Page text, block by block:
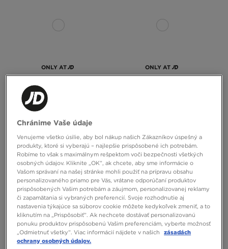
ONLY AT
MCKENZIE TRIČKO DUAL TEE NVY-
19,00 €
ONLY AT
ONLY AT ONLY AT
Chránime Vaše údaje
Venujeme všetko úsilie, aby bol nákup našich Zákazníkov úspešný a
produkty, ktoré si vyberajú – najlepšie prispôsobené ich potrebám.
Robíme to však s maximálnym rešpektom voči bezpečnosti všetkých
osobných údajov. Kliknite „OK”, ak chcete, aby sme informácie o
Vašom správaní na našej stránke mohli použiť na prípravu obsahu
personalizovaného priamo pre Vás, vrátane odporúčaní produktov
prispôsobených Vašim potrebám a záujmom, personalizovanej reklamy
či zapamätania si vybraných preferencií. Svoje rozhodnutie aj
nastavenia týkajúce sa súborov cookie môžete kedykoľvek zmeniť, a to
kliknutím na „Prispôsobiť”. Ak nechcete dostávať personalizovanú
ponuku produktov prispôsobenú Vašim preferenciám, vyberte možnosť
„Odmietnuť všetky”. Viac informácií nájdete v našich
zásadách
ochrany osobných údajov.